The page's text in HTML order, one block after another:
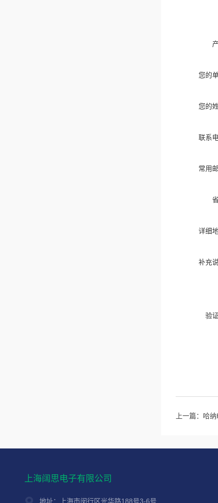
您的
您的
联系
常用
详细
补充
验
上一篇： 哈
上海阔思电子有限公司
地址：上海市闵行区光华路188号3-6号